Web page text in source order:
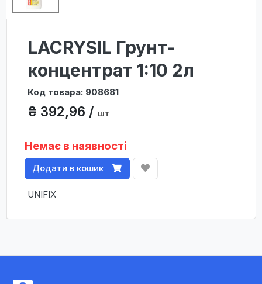
LACRYSIL Грунт-
концентрат 1:10 2л
Код товара: 908681
₴ 392,96 / шт
Немає в наявності
Додати в кошик
UNIFIX